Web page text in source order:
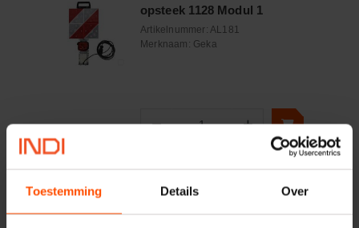
Toestemming Details Over
opsteek 1128 Modul 1
Artikelnummer: AL181
Merknaam: Geka
− +